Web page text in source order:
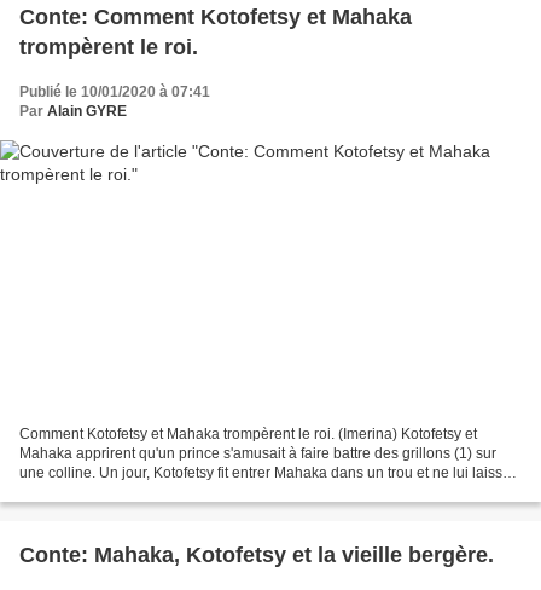
Conte: Comment Kotofetsy et Mahaka
trompèrent le roi.
Publié le 10/01/2020 à 07:41
Par Alain GYRE
Comment Kotofetsy et Mahaka trompèrent le roi. (Imerina) Kotofetsy et
Mahaka apprirent qu'un prince s'amusait à faire battre des grillons (1) sur
une colline. Un jour, Kotofetsy fit entrer Mahaka dans un trou et ne lui laissa
Conte: Mahaka, Kotofetsy et la vieille bergère.